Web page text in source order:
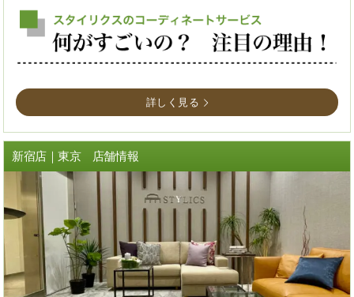
詳しく見る
新宿店｜東京 店舗情報